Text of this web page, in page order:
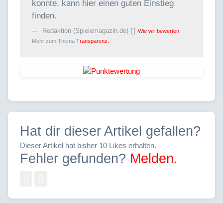
konnte, kann hier einen guten Einstieg
finden.
Redaktion (Spielemagazin.de)
Wie wir bewerten.
Mehr zum Thema Transparenz.
Hat dir dieser Artikel gefallen?
Dieser Artikel hat bisher 10 Likes erhalten.
Fehler gefunden? Melden.